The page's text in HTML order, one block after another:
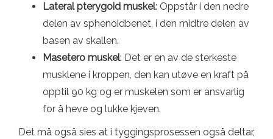
Lateral pterygoid muskel: Oppstår i den nedre
delen av sphenoidbenet, i den midtre delen av
basen av skallen.
Masetero muskel: Det er en av de sterkeste
musklene i kroppen, den kan utøve en kraft på
opptil 90 kg og er muskelen som er ansvarlig
for å heve og lukke kjeven.
Det må også sies at i tyggingsprosessen også deltar,